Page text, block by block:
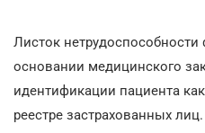
Листок нетрудоспособности
основании медицинского
идентификации пациента
реестре застрахованных лиц.